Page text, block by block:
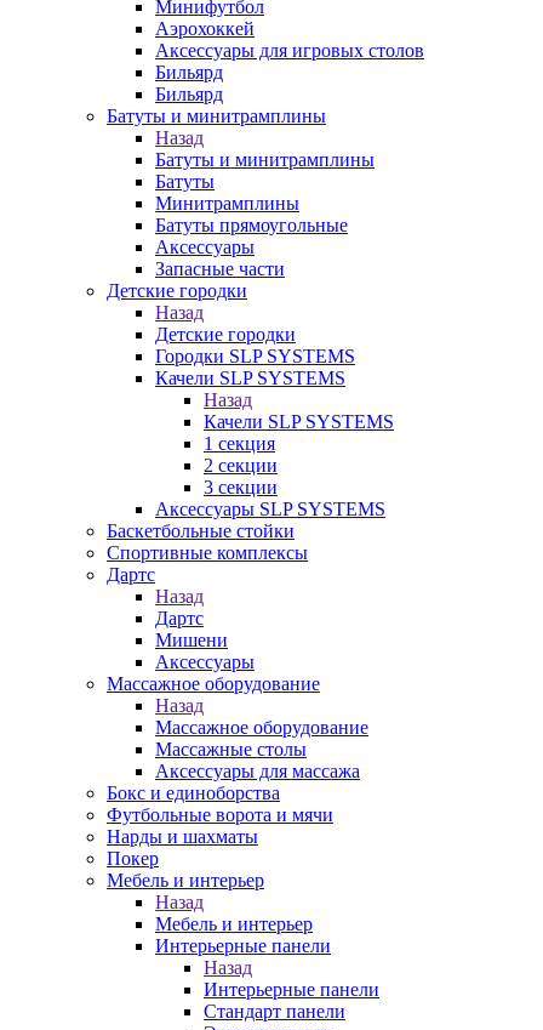
Минифутбол
Аэрохоккей
Аксессуары для игровых столов
Бильяpд
Бильяpд
Батуты и минитрамплины
Назад
Батуты и минитрамплины
Батуты
Минитрамплины
Батуты прямоугольные
Аксессуары
Запасные части
Детские городки
Назад
Детские городки
Городки SLP SYSTEMS
Качели SLP SYSTEMS
Назад
Качели SLP SYSTEMS
1 секция
2 секции
3 секции
Аксессуары SLP SYSTEMS
Баскетбольные стойки
Спортивные комплексы
Дартс
Назад
Дартс
Мишени
Аксессуары
Массажное оборудование
Назад
Массажное оборудование
Массажные столы
Аксессуары для массажа
Бокс и единоборства
Футбольные ворота и мячи
Нарды и шахматы
Покер
Мебель и интерьер
Назад
Мебель и интерьер
Интерьерные панели
Назад
Интерьерные панели
Стандарт панели